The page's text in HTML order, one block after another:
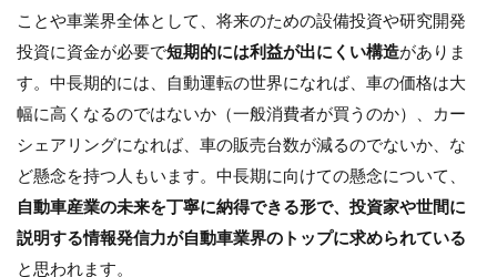
ことや車業界全体として、将来のための設備投資や研究開発
投資に資金が必要で短期的には利益が出にくい構造がありま
す。中長期的には、自動運転の世界になれば、車の価格は大
幅に高くなるのではないか（一般消費者が買うのか）、カー
シェアリングになれば、車の販売台数が減るのでないか、な
ど懸念を持つ人もいます。中長期に向けての懸念について、
自動車産業の未来を丁寧に納得できる形で、投資家や世間に
説明する情報発信力が自動車業界のトップに求められている
と思われます。